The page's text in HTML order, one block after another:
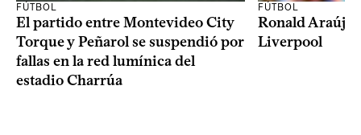
FÚTBOL
El partido entre Montevideo City
Torque y Peñarol se suspendió por
fallas en la red lumínica del
estadio Charrúa
FÚTBOL
Ronald Araújo
Liverpool